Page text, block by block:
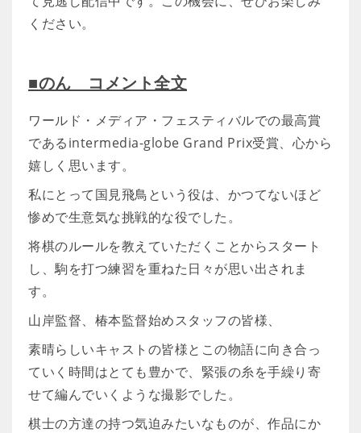
ください。
■のん コメント全文
ワールド・メディア・フェスティバルでの最高賞
であるintermedia-globe Grand Prix受賞、心から
嬉しく思います。
私にとって国見飛鳥という役は、かつてないほど
惨めで生意気な挑戦的な役でした。
将棋のルールを教えていただくことからスタート
し、駒を打つ練習を重ねた日々が思い出されま
す。
山岸監督、椿本監督始めスタッフの皆様、
素晴らしいキャストの皆様とこの物語に向き合っ
ていく時間はとても豊かで、緊張の糸を手繰り寄
せて編んでいくような撮影でした。
棋士の方達の持つ気迫みたいなものが、作品にか